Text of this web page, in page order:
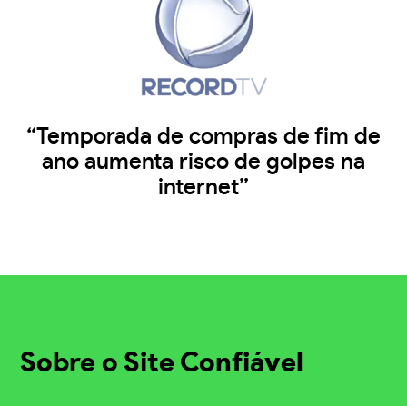
“Temporada de compras de fim de
ano aumenta risco de golpes na
internet”
Sobre o Site Confiável